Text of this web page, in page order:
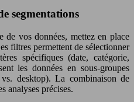
segmentations
de vos données, mettez en place
filtres permettent de sélectionner
spécifiques (date, catégorie,
les données en sous-groupes
desktop). La combinaison de
analyses précises.